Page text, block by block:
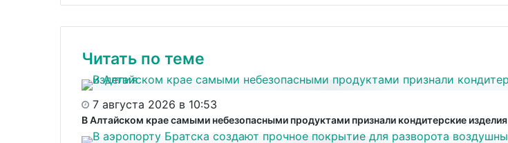
Читать по теме
7 августа 2026 в 10:53
В Алтайском крае самыми небезопасными продуктами признали кондитерские изделия